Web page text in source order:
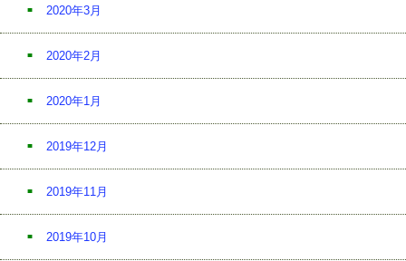
2020年3月
2020年2月
2020年1月
2019年12月
2019年11月
2019年10月